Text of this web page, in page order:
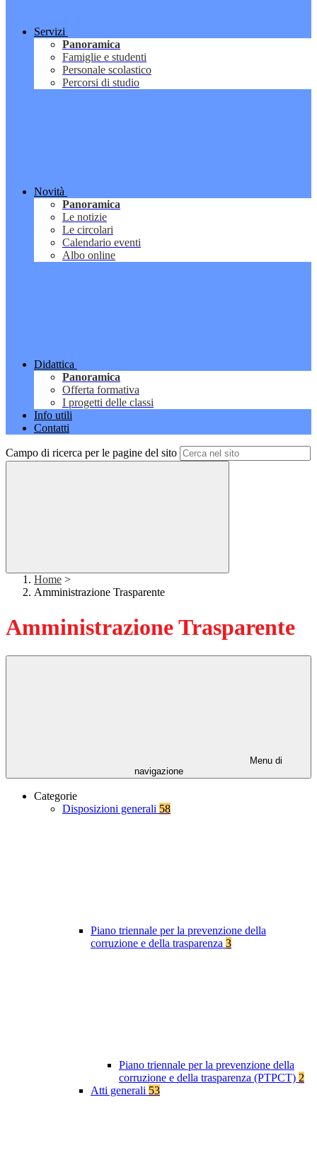
Servizi
Panoramica
Famiglie e studenti
Personale scolastico
Percorsi di studio
Novità
Panoramica
Le notizie
Le circolari
Calendario eventi
Albo online
Didattica
Panoramica
Offerta formativa
I progetti delle classi
Info utili
Contatti
Campo di ricerca per le pagine del sito
Home >
Amministrazione Trasparente
Amministrazione Trasparente
Menu di
navigazione
Categorie
Disposizioni generali 58
Piano triennale per la prevenzione della
corruzione e della trasparenza 3
Piano triennale per la prevenzione della
corruzione e della trasparenza (PTPCT) 2
Atti generali 53